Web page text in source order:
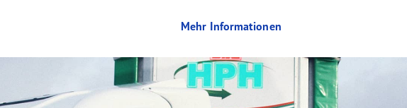
Mehr Informationen